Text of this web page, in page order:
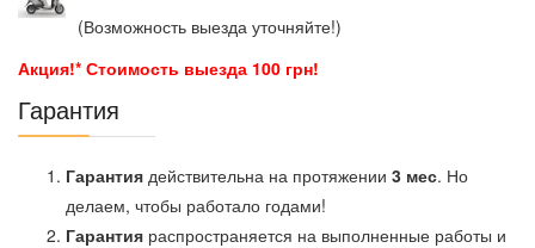
(Возможность выезда уточняйте!)
Акция!* Стоимость выезда 100 грн!
Гарантия
Гарантия действительна на протяжении 3 мес. Но
делаем, чтобы работало годами!
Гарантия распространяется на выполненные работы и